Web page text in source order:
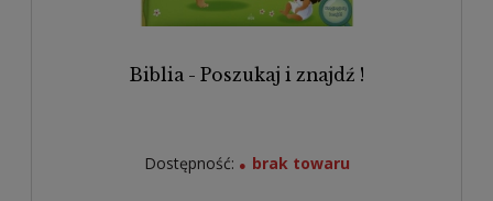
Biblia - Poszukaj i znajdź !
Dostępność: brak towaru